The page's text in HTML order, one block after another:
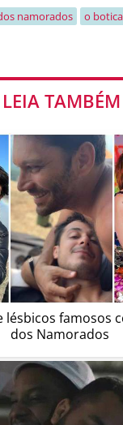
namorados o
LEIA TAMBÉM
lésbicos famosos
dos Namorados